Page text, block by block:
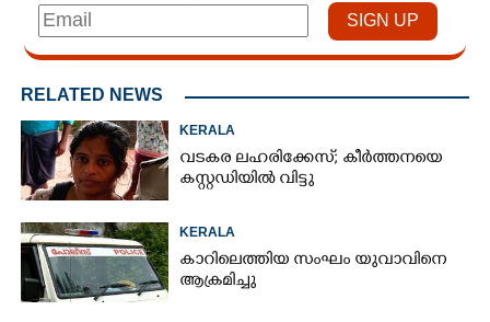
RELATED NEWS
KERALA
വടകര ലഹരിക്കേസ്; കീർത്തനയെ
കസ്റ്റഡിയിൽ വിട്ടു
KERALA
കാറിലെത്തിയ സംഘം യുവാവിനെ
ആക്രമിച്ചു